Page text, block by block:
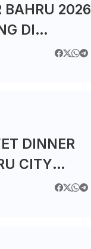
BAHRU 2026
DI
DINNER
CITY